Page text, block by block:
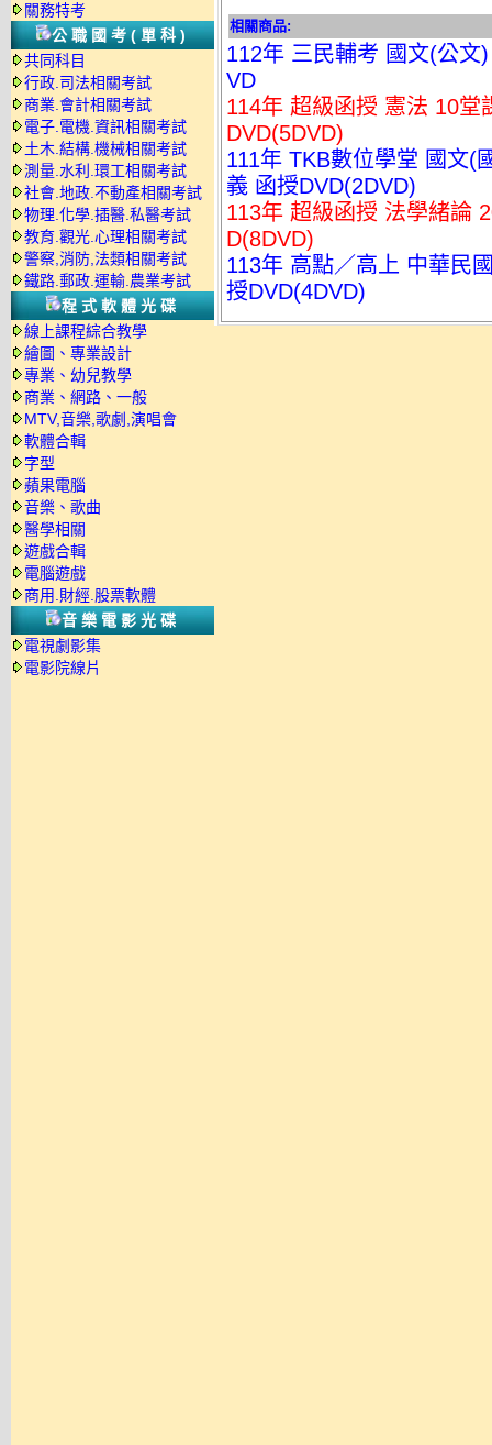
關務特考
公職國考(單科)
共同科目
行政.司法相關考試
商業.會計相關考試
電子.電機.資訊相關考試
土木.結構.機械相關考試
測量.水利.環工相關考試
社會.地政.不動產相關考試
物理.化學.插醫.私醫考試
教育.觀光.心理相關考試
警察,消防,法類相關考試
鐵路.郵政.運輸.農業考試
程式軟體光碟
線上課程綜合教學
繪圖、專業設計
專業、幼兒教學
商業、網路、一般
MTV,音樂,歌劇,演唱會
軟體合輯
字型
蘋果電腦
音樂、歌曲
醫學相關
遊戲合輯
電腦遊戲
商用.財經.股票軟體
音樂電影光碟
電視劇影集
電影院線片
相關商品:
112年 三民輔考 國文(公文
VD
114年 超級函授 憲法 10
DVD(5DVD)
111年 TKB數位學堂 國文(
義 函授DVD(2DVD)
113年 超級函授 法學緒論
D(8DVD)
113年 高點／高上 中華民
授DVD(4DVD)